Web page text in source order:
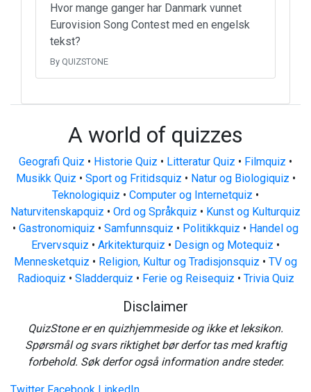
Hvor mange ganger har Danmark vunnet
Eurovision Song Contest med en engelsk
tekst?
By QUIZSTONE
A world of quizzes
Geografi Quiz • Historie Quiz • Litteratur Quiz • Filmquiz •
Musikk Quiz • Sport og Fritidsquiz • Natur og Biologiquiz •
Teknologiquiz • Computer og Internetquiz •
Naturvitenskapquiz • Ord og Språkquiz • Kunst og Kulturquiz
• Gastronomiquiz • Samfunnsquiz • Politikkquiz • Handel og
Ervervsquiz • Arkitekturquiz • Design og Motequiz •
Mennesketquiz • Religion, Kultur og Tradisjonsquiz • TV og
Radioquiz • Sladderquiz • Ferie og Reisequiz • Trivia Quiz
Disclaimer
QuizStone er en quizhjemmeside og ikke et leksikon.
Spørsmål og svars riktighet bør derfor tas med kraftig
forbehold. Søk derfor også information andre steder.